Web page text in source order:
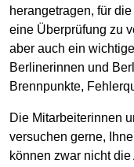
herangetragen, für
eine Überprüfung zu
aber auch ein
Berlinerinnen und
Brennpunkte,
Die Mitarbeiterinnen
versuchen gerne,
können zwar nicht